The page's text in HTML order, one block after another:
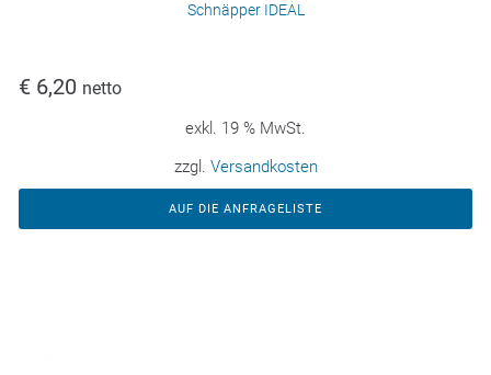
Schnäpper IDEAL
€ 6,20 netto
exkl. 19 % MwSt.
zzgl. Versandkosten
AUF DIE ANFRAGELISTE